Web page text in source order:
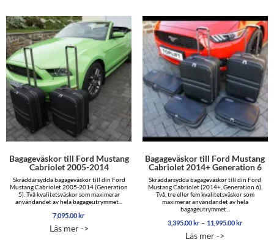
Bagageväskor till Ford Mustang
Cabriolet 2005-2014
Skräddarsydda bagageväskor till din Ford
Mustang Cabriolet 2005-2014 (Generation
5). Två kvalitetsväskor som maximerar
användandet av hela bagageutrymmet...
7,095.00 kr
Läs mer ->
Bagageväskor till Ford Mustang
Cabriolet 2014+ Generation 6
Skräddarsydda bagageväskor till din Ford
Mustang Cabriolet (2014+, Generation 6).
Två, tre eller fem kvalitetsväskor som
maximerar användandet av hela
bagageutrymmet...
3,395.00 kr – 11,995.00 kr
Läs mer ->